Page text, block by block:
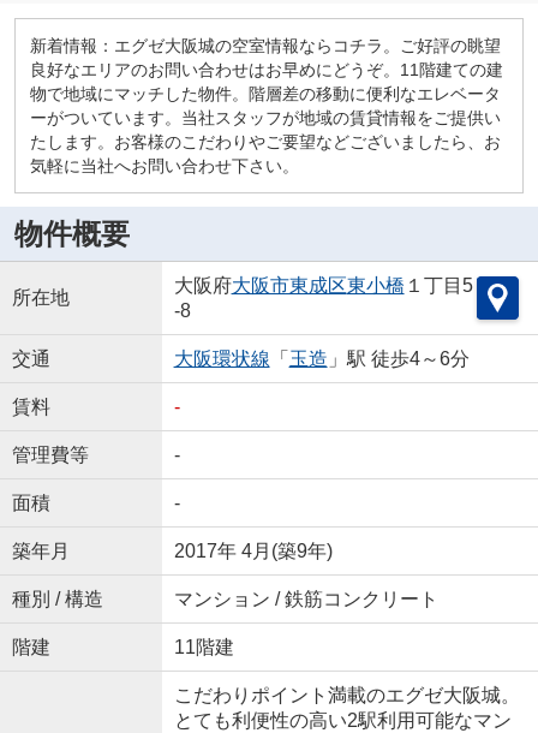
新着情報：エグゼ大阪城の空室情報ならコチラ。ご好評の眺望
良好なエリアのお問い合わせはお早めにどうぞ。11階建ての建
物で地域にマッチした物件。階層差の移動に便利なエレベータ
ーがついています。当社スタッフが地域の賃貸情報をご提供い
たします。お客様のこだわりやご要望などございましたら、お
気軽に当社へお問い合わせ下さい。
物件概要
所在地
大阪府大阪市東成区東小橋 １丁目5
-8
交通 大阪環状線 「 玉造 」駅 徒歩4～6分
賃料 -
管理費等 -
面積 -
築年月 2017年 4月(築9年)
種別 / 構造 マンション / 鉄筋コンクリート
階建 11階建
こだわりポイント満載のエグゼ大阪城。
とても利便性の高い2駅利用可能なマン